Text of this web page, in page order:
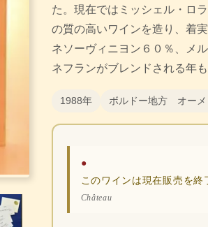
た。現在ではミッシェル・ロ
の質の高いワインを造り、着
ネソーヴィニヨン６０％、メ
ネフランがブレンドされる年も
1988年 ボルドー地方 オーメ
●
このワインは現在販売を終
Château